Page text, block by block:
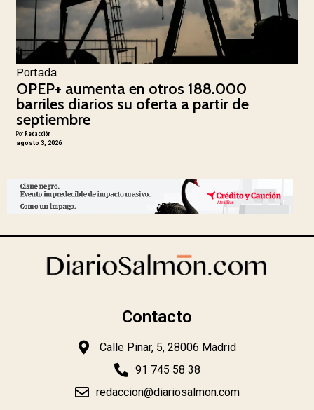
Portada
OPEP+ aumenta en otros 188.000
barriles diarios su oferta a partir de
septiembre
PorRedacción
agosto 3, 2026
Contacto
Calle Pinar, 5, 28006 Madrid
91 745 58 38
redaccion@diariosalmon.com